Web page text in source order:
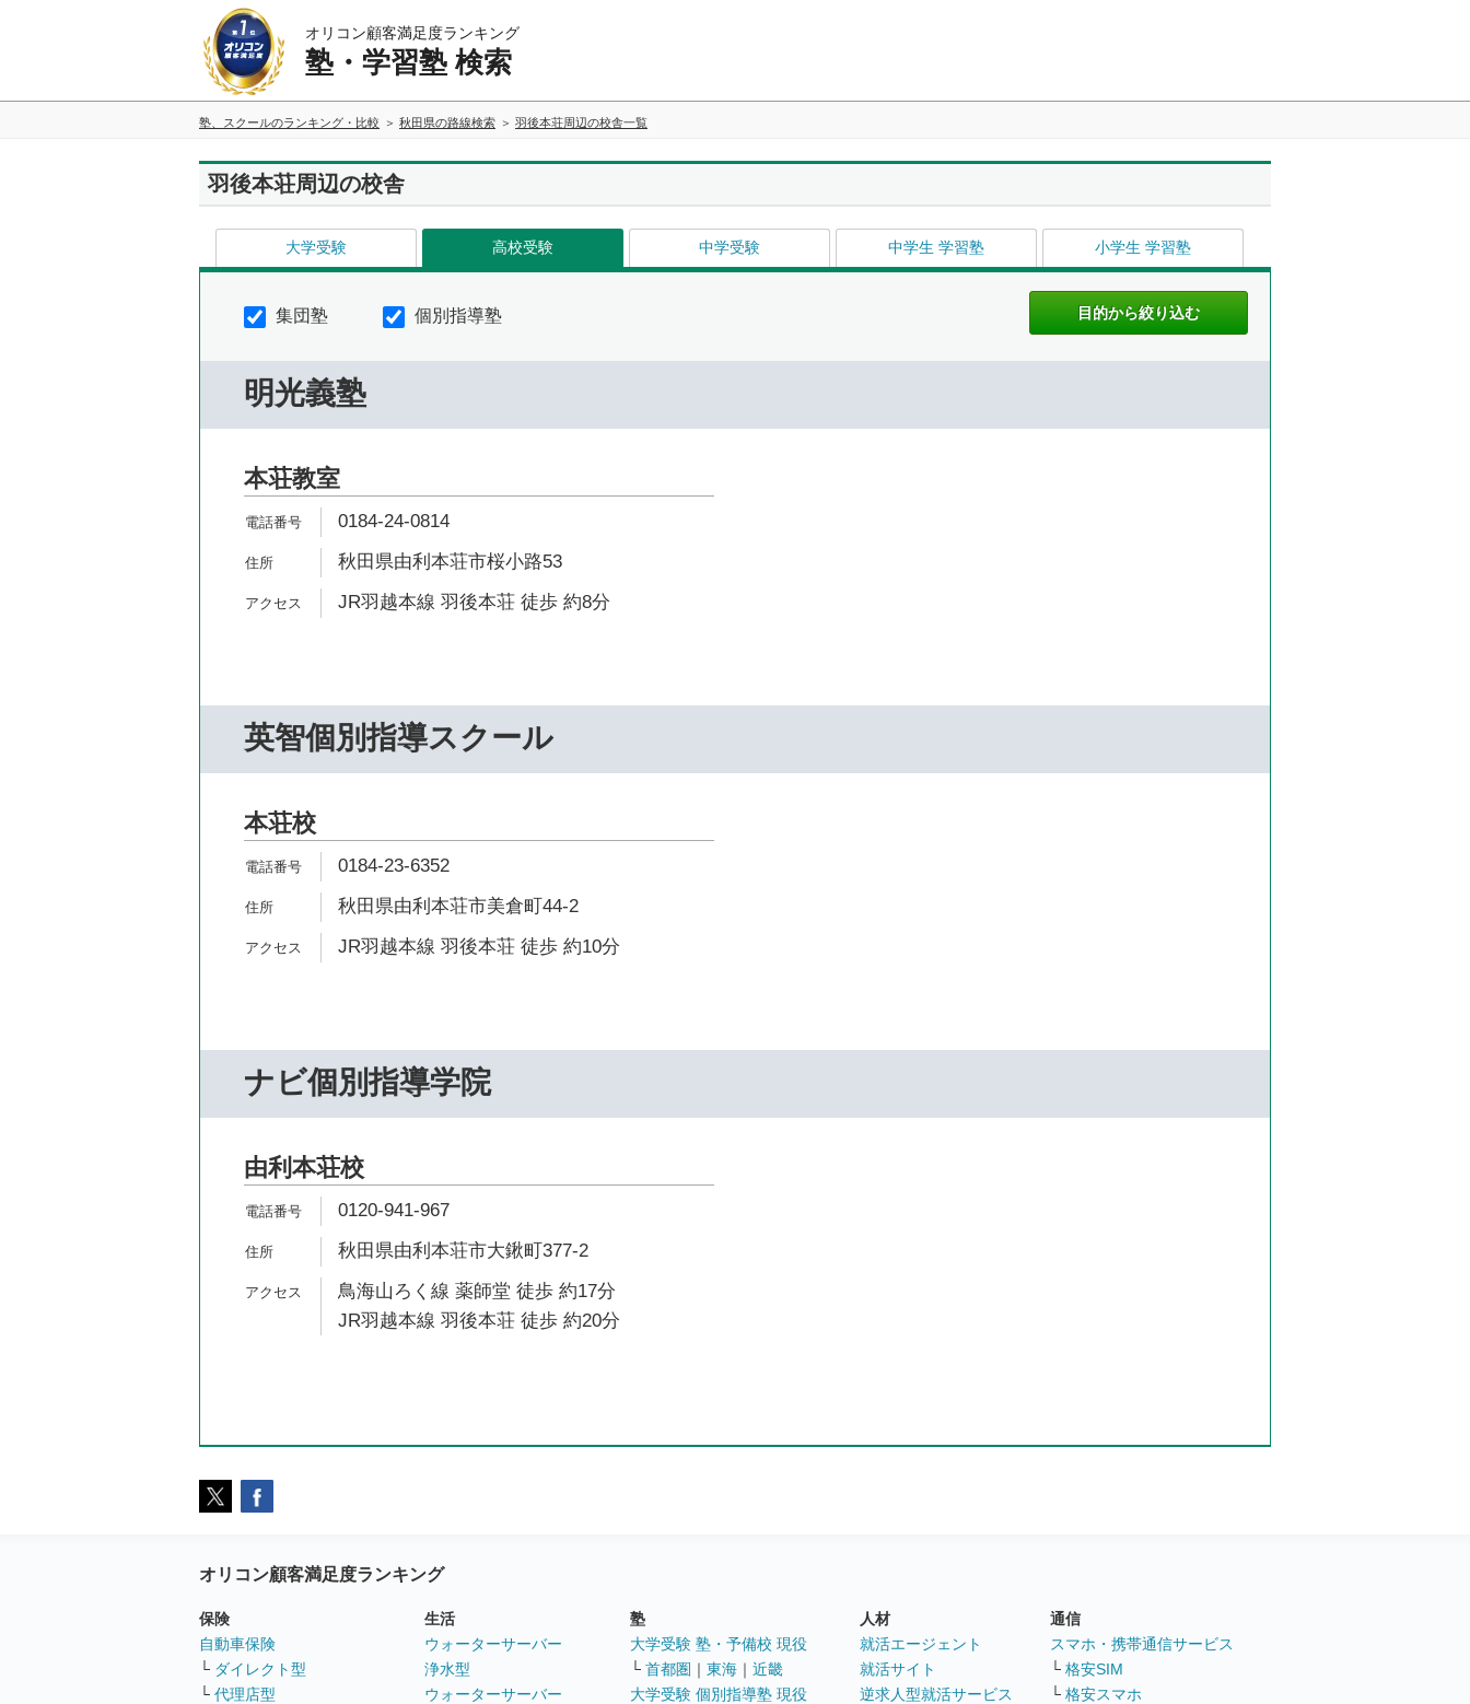
オリコン顧客満足度ランキング
塾・学習塾 検索
塾、スクールのランキング・比較 秋田県の路線検索 羽後本荘周辺の校舎一覧
羽後本荘周辺の校舎
大学受験 高校受験 中学受験 中学生 学習塾 小学生 学習塾
集団塾 個別指導塾
明光義塾
本荘教室
0184-24-0814
秋田県由利本荘市桜小路53
JR羽越本線 羽後本荘 徒歩 約8分
英智個別指導スクール
本荘校
0184-23-6352
秋田県由利本荘市美倉町44-2
JR羽越本線 羽後本荘 徒歩 約10分
ナビ個別指導学院
由利本荘校
0120-941-967
秋田県由利本荘市大鍬町377-2
鳥海山ろく線 薬師堂 徒歩 約17分
JR羽越本線 羽後本荘 徒歩 約20分
オリコン顧客満足度ランキング
保険
自動車保険
└ ダイレクト型
└ 代理店型
生活
ウォーターサーバー
浄水型
ウォーターサーバー
塾
大学受験 塾・予備校 現役
└ 首都圏 ｜ 東海 ｜ 近畿
大学受験 個別指導塾 現役
人材
就活エージェント
就活サイト
逆求人型就活サービス
通信
スマホ・携帯通信サービス
└ 格安SIM
└ 格安スマホ